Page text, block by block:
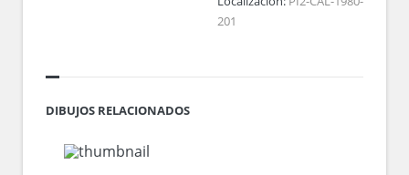
201
DIBUJOS RELACIONADOS